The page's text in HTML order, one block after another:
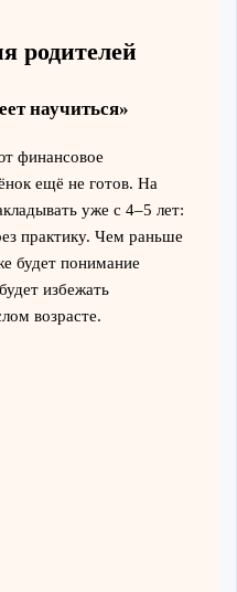
родителей
научиться»
финансовое
ещё не готов. На
уже с 4–5 лет:
практику. Чем раньше
будет понимание
избежать
возрасте.